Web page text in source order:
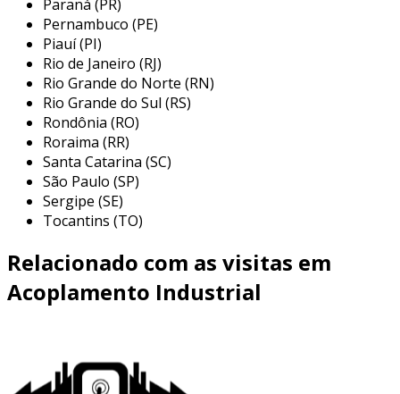
brevini
a linha de acoplamentos brevini inclui uma
variedade de tipos, cada um projetado para
atender a necessidades específicas de uso. os
diferentes modelos oferecem características
distintas que podem ser escolhidas de acordo
com as exigências do sistema. entre os
principais tipos de acoplamentos brevini,
destacam-se:
acoplamentos flexíveis:
absorver desalinhamentos e choques,
garantindo a continuidade do
funcionamento do sistema sem
aplicações onde não são esperados
desalinhamentos significativos,
Paraná (PR)
Pernambuco (PE)
Piauí (PI)
Rio de Janeiro (RJ)
Rio Grande do Norte (RN)
Rio Grande do Sul (RS)
Rondônia (RO)
Roraima (RR)
Santa Catarina (SC)
São Paulo (SP)
Sergipe (SE)
Tocantins (TO)
Relacionado com as visitas em
Acoplamento Industrial